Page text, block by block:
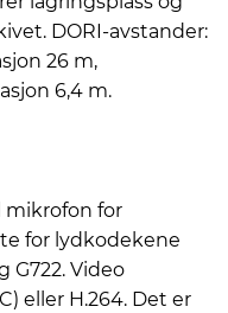
DORI-avstander:
26 m,
6,4 m.
mikrofon for
for lydkodekene
G722. Video
eller H.264. Det er